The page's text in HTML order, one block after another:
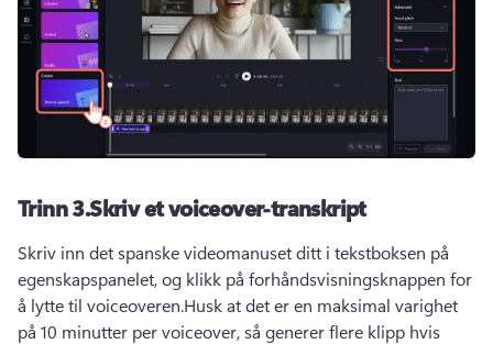
Trinn 3.Skriv et voiceover-transkript
Skriv inn det spanske videomanuset ditt i tekstboksen på
egenskapspanelet, og klikk på forhåndsvisningsknappen for
å lytte til voiceoveren.Husk at det er en maksimal varighet
på 10 minutter per voiceover, så generer flere klipp hvis